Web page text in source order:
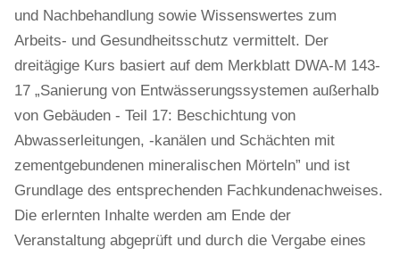
und Nachbehandlung sowie Wissenswertes zum
Arbeits- und Gesundheitsschutz vermittelt. Der
dreitägige Kurs basiert auf dem Merkblatt DWA-M 143-
17 „Sanierung von Entwässerungssystemen außerhalb
von Gebäuden - Teil 17: Beschichtung von
Abwasserleitungen, -kanälen und Schächten mit
zementgebundenen mineralischen Mörteln” und ist
Grundlage des entsprechenden Fachkundenachweises.
Die erlernten Inhalte werden am Ende der
Veranstaltung abgeprüft und durch die Vergabe eines